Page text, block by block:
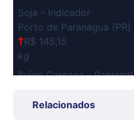
Soja - Indicador
Porto de Paranaguá (PR)
R$ 145,15
kg
Suíno Carcaça - Regional
R$ 7,53
Relacionados